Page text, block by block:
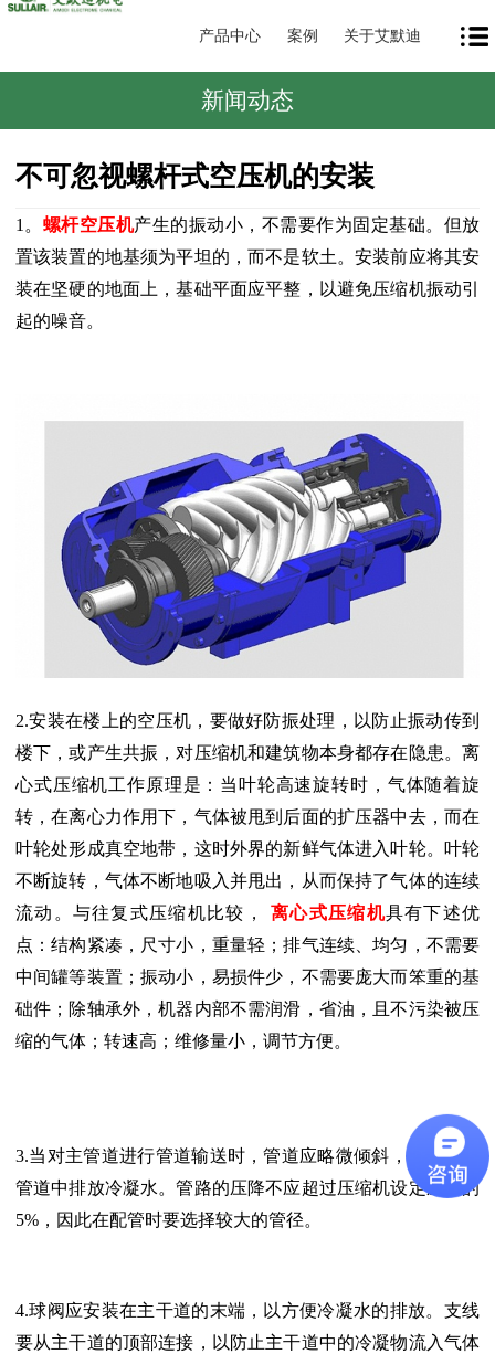
产品中心 案例 关于艾默迪
新闻动态
不可忽视螺杆式空压机的安装
1。 螺杆空压机产生的振动小，不需要作为固定基础。但放
置该装置的地基须为平坦的，而不是软土。安装前应将其安
装在坚硬的地面上，基础平面应平整，以避免压缩机振动引
起的噪音。
2.安装在楼上的空压机，要做好防振处理，以防止振动传到
楼下，或产生共振，对压缩机和建筑物本身都存在隐患。离
心式压缩机工作原理是：当叶轮高速旋转时，气体随着旋
转，在离心力作用下，气体被甩到后面的扩压器中去，而在
叶轮处形成真空地带，这时外界的新鲜气体进入叶轮。叶轮
不断旋转，气体不断地吸入并甩出，从而保持了气体的连续
流动。与往复式压缩机比较，
离心式压缩机具有下述优
点：结构紧凑，尺寸小，重量轻；排气连续、均匀，不需要
中间罐等装置；振动小，易损件少，不需要庞大而笨重的基
础件；除轴承外，机器内部不需润滑，省油，且不污染被压
缩的气体；转速高；维修量小，调节方便。
3.当对主管道进行管道输送时，管道应略微倾斜，以便于从
管道中排放冷凝水。管路的压降不应超过压缩机设定压力的
5%，因此在配管时要选择较大的管径。
4.球阀应安装在主干道的末端，以方便冷凝水的排放。支线
要从主干道的顶部连接，以防止主干道中的冷凝物流入气体